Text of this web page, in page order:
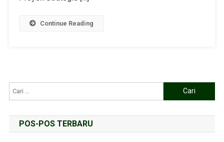
Continue Reading
POS-POS TERBARU